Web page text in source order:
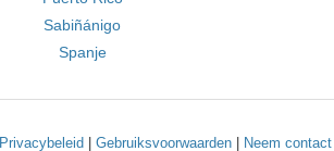
Sabiñánigo
Spanje
Privacybeleid Gebruiksvoorwaarden Neem contact